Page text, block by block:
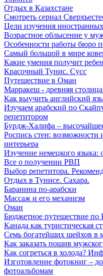
Отдых в Казахстане
Смотреть сериал
Цели изучения
Возрастное облысение у
Особенности работы бюро
Самый большой в мире
Какие умения получит
Красочный Тунис. Сусс
Путешествие в Оман
Марракеш - древняя
Как выучить английский
Изучаем арабский по
репетитором
Бурдж-Халифа –
Роспись стен:
интерьера
Изучение немецкого языка:
Все о получении РВП
Выбор репетитора.
Отдых в Тунисе. Сахара.
Баранина по-арабски
Массаж и его механизм
Оман
Бюджетное путешествие по
Канада как туристическая
Семь богатейших шейхов в
Как заказать пошив
Как согреться в холода?
Изготовление фотокниг –
фотоальбомам